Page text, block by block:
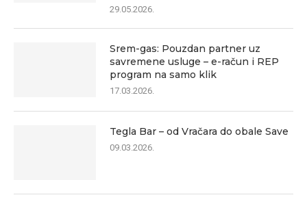
29.05.2026.
Srem-gas: Pouzdan partner uz
savremene usluge – e-račun i REP
program na samo klik
17.03.2026.
Tegla Bar – od Vračara do obale Save
09.03.2026.